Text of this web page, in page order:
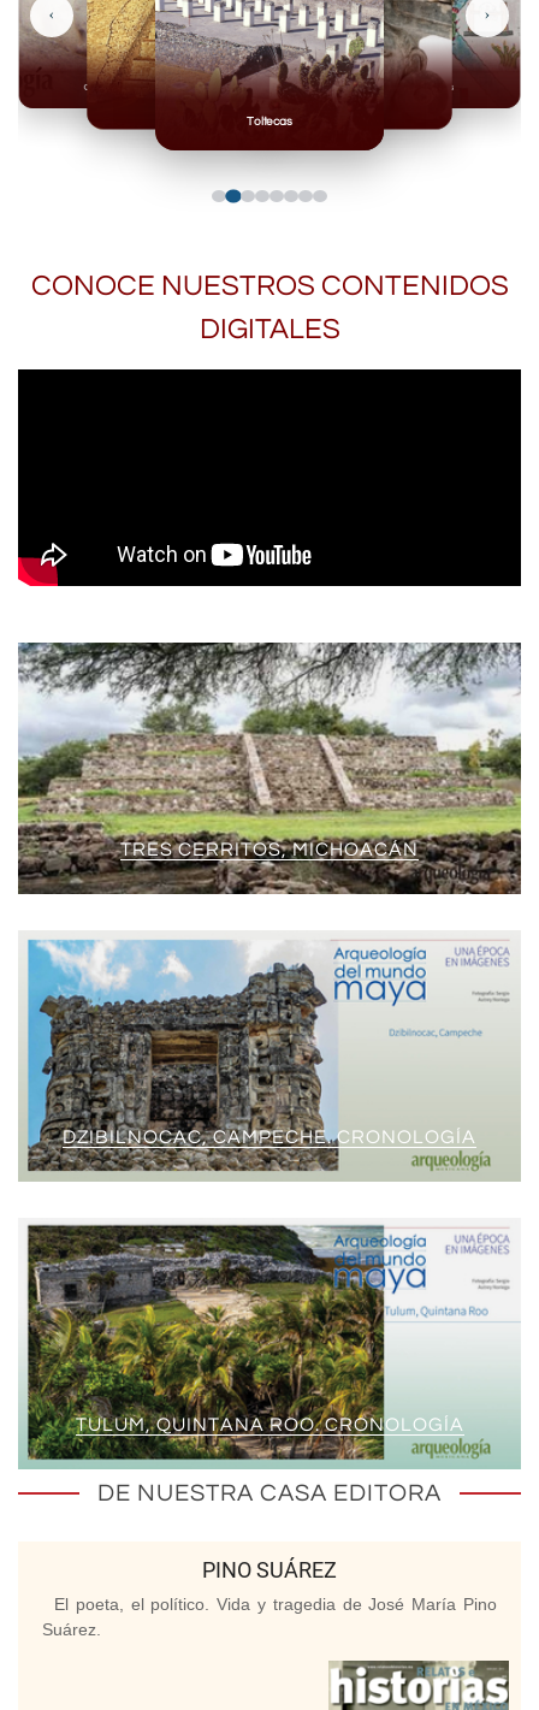
Toltecas
Mexicas
Olmecas
‹ ›
CONOCE NUESTROS CONTENIDOS
DIGITALES
TRES CERRITOS, MICHOACÁN
DZIBILNOCAC, CAMPECHE. CRONOLOGÍA
TULUM, QUINTANA ROO. CRONOLOGÍA
DE NUESTRA CASA EDITORA
PINO SUÁREZ
El poeta, el político. Vida y tragedia de José María Pino
Suárez.